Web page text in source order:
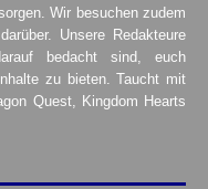
Wir besuchen zudem
Unsere Redakteure
bedacht sind, euch
zu bieten. Taucht mit
Quest, Kingdom Hearts